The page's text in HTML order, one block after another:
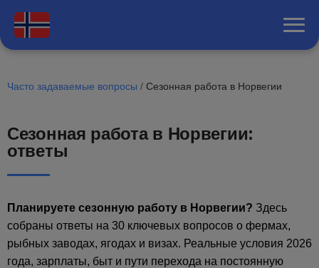
Часто задаваемые вопросы / Сезонная работа в Норвегии
Сезонная работа в Норвегии:
ответы
Планируете сезонную работу в Норвегии? Здесь
собраны ответы на 30 ключевых вопросов о фермах,
рыбных заводах, ягодах и визах. Реальные условия 2026
года, зарплаты, быт и пути перехода на постоянную